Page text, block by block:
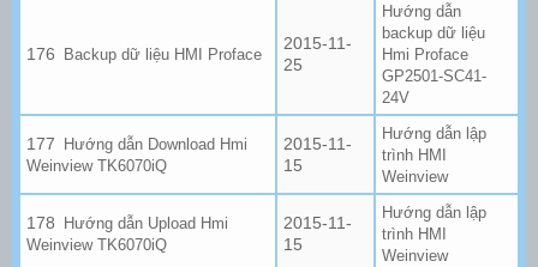
Backup dữ liệu HMI Proface
2015-11-
25
Hướng dẫn
backup dữ liệu
Hmi Proface
GP2501-SC41-
24V
Hướng dẫn Download Hmi
Weinview TK6070iQ
2015-11-
15
Hướng dẫn lập
trình HMI
Weinview
Hướng dẫn Upload Hmi
Weinview TK6070iQ
2015-11-
15
Hướng dẫn lập
trình HMI
Weinview